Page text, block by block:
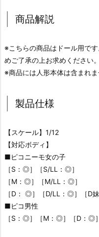
商品解説
※こちらの商品はドール用で
めご了承の上お求めください。
※商品には人形本体は含まれま
製品仕様
【スケール】1/12
【対応ボディ】
■ピコニーモ女の子
［S：◎］［S/LL：◎］
［M：◎］［M/LL：◎］
［D： ◎］［D/LL：◎］［D
■ピコ男性
［S：◎］［M：◎］［D：◎］